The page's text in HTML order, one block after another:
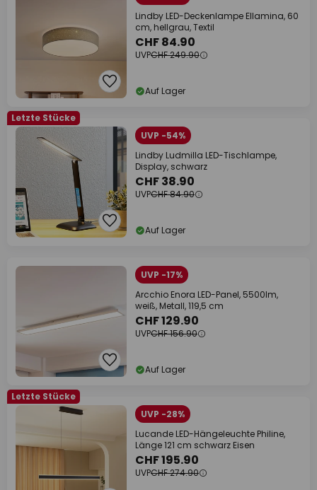
Lindby LED-Deckenlampe Ellamina, 60
cm, hellgrau, Textil
CHF 84.90
UVPCHF 249.90
Auf Lager
Letzte Stücke
UVP -54%
Lindby Ludmilla LED-Tischlampe,
Display, schwarz
CHF 38.90
UVPCHF 84.90
Auf Lager
UVP -17%
Arcchio Enora LED-Panel, 5500lm,
weiß, Metall, 119,5 cm
CHF 129.90
UVPCHF 156.90
Auf Lager
Letzte Stücke
UVP -28%
Lucande LED-Hängeleuchte Philine,
Länge 121 cm schwarz Eisen
CHF 195.90
UVPCHF 274.90